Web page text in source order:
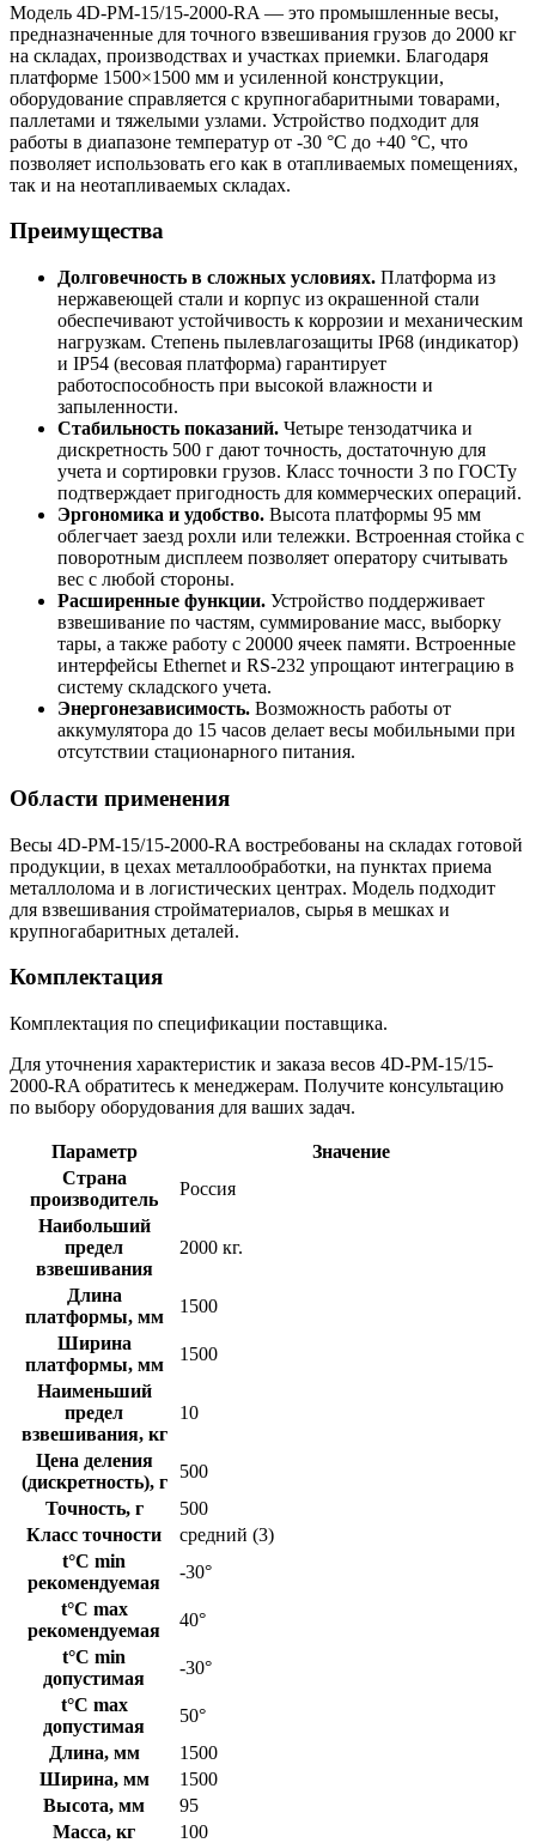
Модель 4D-PM-15/15-2000-RA — это промышленные весы,
предназначенные для точного взвешивания грузов до 2000 кг
на складах, производствах и участках приемки. Благодаря
платформе 1500×1500 мм и усиленной конструкции,
оборудование справляется с крупногабаритными товарами,
паллетами и тяжелыми узлами. Устройство подходит для
работы в диапазоне температур от -30 °C до +40 °C, что
позволяет использовать его как в отапливаемых помещениях,
так и на неотапливаемых складах.
Преимущества
Долговечность в сложных условиях. Платформа из
нержавеющей стали и корпус из окрашенной стали
обеспечивают устойчивость к коррозии и механическим
нагрузкам. Степень пылевлагозащиты IP68 (индикатор)
и IP54 (весовая платформа) гарантирует
работоспособность при высокой влажности и
запыленности.
Стабильность показаний. Четыре тензодатчика и
дискретность 500 г дают точность, достаточную для
учета и сортировки грузов. Класс точности 3 по ГОСТу
подтверждает пригодность для коммерческих операций.
Эргономика и удобство. Высота платформы 95 мм
облегчает заезд рохли или тележки. Встроенная стойка с
поворотным дисплеем позволяет оператору считывать
вес с любой стороны.
Расширенные функции. Устройство поддерживает
взвешивание по частям, суммирование масс, выборку
тары, а также работу с 20000 ячеек памяти. Встроенные
интерфейсы Ethernet и RS-232 упрощают интеграцию в
систему складского учета.
Энергонезависимость. Возможность работы от
аккумулятора до 15 часов делает весы мобильными при
отсутствии стационарного питания.
Области применения
Весы 4D-PM-15/15-2000-RA востребованы на складах готовой
продукции, в цехах металлообработки, на пунктах приема
металлолома и в логистических центрах. Модель подходит
для взвешивания стройматериалов, сырья в мешках и
крупногабаритных деталей.
Комплектация
Комплектация по спецификации поставщика.
Для уточнения характеристик и заказа весов 4D-PM-15/15-
2000-RA обратитесь к менеджерам. Получите консультацию
по выбору оборудования для ваших задач.
Параметр
Значение
Страна
производитель
Россия
Наибольший
предел
взвешивания
2000 кг.
Длина
платформы, мм
1500
Ширина
платформы, мм
1500
Наименьший
предел
взвешивания, кг
10
Цена деления
(дискретность), г
500
Точность, г
500
Класс точности
средний (3)
t°C min
рекомендуемая
-30°
t°C max
рекомендуемая
40°
t°C min
допустимая
-30°
t°C max
допустимая
50°
Длина, мм
1500
Ширина, мм
1500
Высота, мм
95
Масса, кг
100